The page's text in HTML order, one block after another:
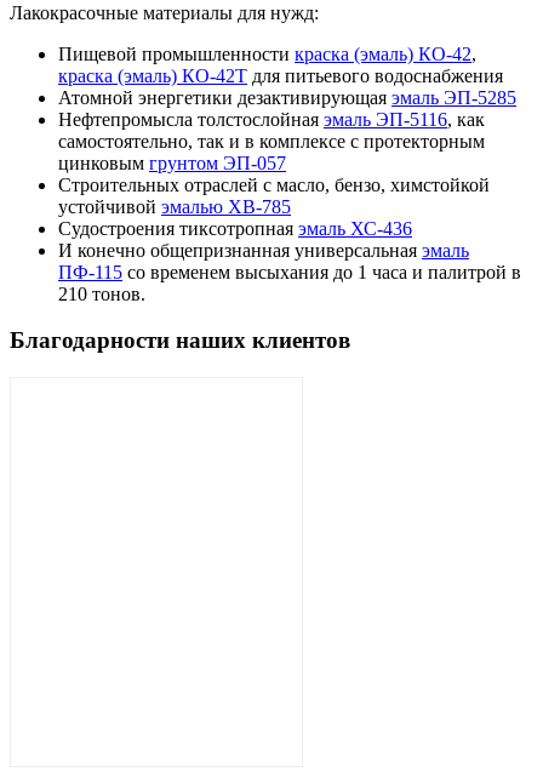
Лакокрасочные материалы для нужд:
Пищевой промышленности краска (эмаль) КО-42,
краска (эмаль) КО-42Т для питьевого водоснабжения
Атомной энергетики дезактивирующая эмаль ЭП-5285
Нефтепромысла толстослойная эмаль ЭП-5116, как
самостоятельно, так и в комплексе с протекторным
цинковым грунтом ЭП-057
Строительных отраслей с масло, бензо, химстойкой
устойчивой эмалью ХВ-785
Судостроения тиксотропная эмаль ХС-436
И конечно общепризнанная универсальная эмаль
ПФ-115 со временем высыхания до 1 часа и палитрой в
210 тонов.
Благодарности наших клиентов